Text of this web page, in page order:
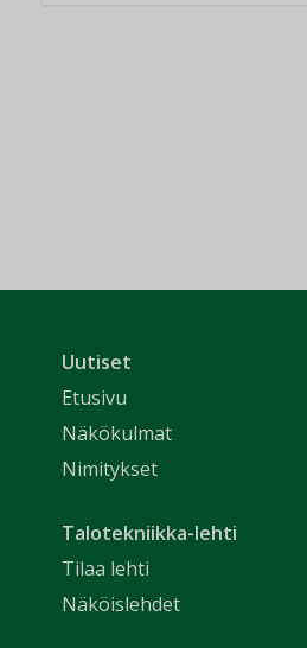
Uutiset
Etusivu
Näkökulmat
Nimitykset
Talotekniikka-lehti
Tilaa lehti
Näköislehdet